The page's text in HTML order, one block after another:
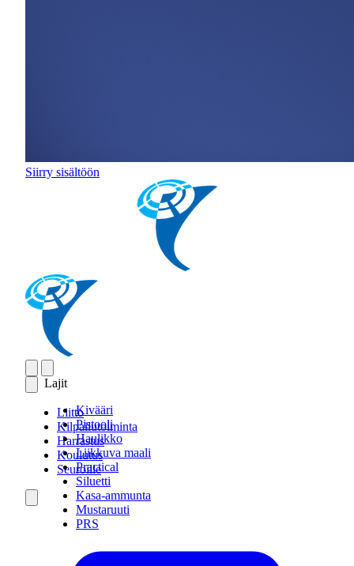
Siirry sisältöön
Lajit
Kivääri
Pistooli
Haulikko
Liikkuva maali
Practical
Siluetti
Kasa-ammunta
Mustaruuti
PRS
Liitto
Kilpailutoiminta
Harrastus
Koulutus
Seuroille